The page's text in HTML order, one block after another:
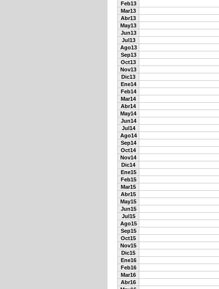
Feb13
Mar13
Abr13
May13
Jun13
Jul13
Ago13
Sep13
Oct13
Nov13
Dic13
Ene14
Feb14
Mar14
Abr14
May14
Jun14
Jul14
Ago14
Sep14
Oct14
Nov14
Dic14
Ene15
Feb15
Mar15
Abr15
May15
Jun15
Jul15
Ago15
Sep15
Oct15
Nov15
Dic15
Ene16
Feb16
Mar16
Abr16